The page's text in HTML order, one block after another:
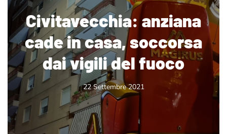
Civitavecchia: anziana
cade in casa, soccorsa
dai vigili del fuoco
22 Settembre 2021